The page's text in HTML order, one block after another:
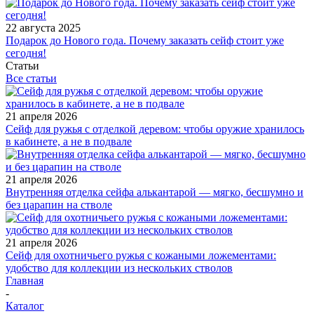
22 августа 2025
Подарок до Нового года. Почему заказать сейф стоит уже
сегодня!
Статьи
Все статьи
21 апреля 2026
Сейф для ружья с отделкой деревом: чтобы оружие хранилось
в кабинете, а не в подвале
21 апреля 2026
Внутренняя отделка сейфа алькантарой — мягко, бесшумно и
без царапин на стволе
21 апреля 2026
Сейф для охотничьего ружья с кожаными ложементами:
удобство для коллекции из нескольких стволов
Главная
-
Каталог